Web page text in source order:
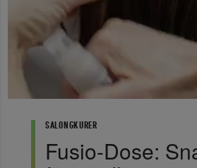
SALONGKURER
Fusio-Dose: